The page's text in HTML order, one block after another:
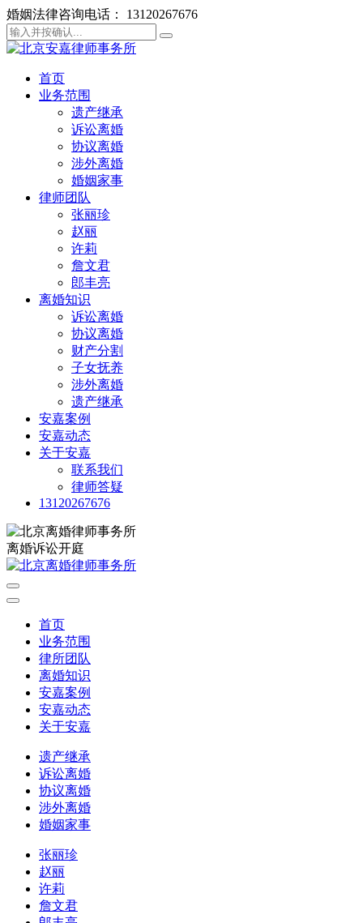
婚姻法律咨询电话： 13120267676
首页
业务范围
遗产继承
诉讼离婚
协议离婚
涉外离婚
婚姻家事
律师团队
张丽珍
赵丽
许莉
詹文君
郎丰亮
离婚知识
诉讼离婚
协议离婚
财产分割
子女抚养
涉外离婚
遗产继承
安嘉案例
安嘉动态
关于安嘉
联系我们
律师答疑
13120267676
离婚诉讼开庭
首页
业务范围
律所团队
离婚知识
安嘉案例
安嘉动态
关于安嘉
遗产继承
诉讼离婚
协议离婚
涉外离婚
婚姻家事
张丽珍
赵丽
许莉
詹文君